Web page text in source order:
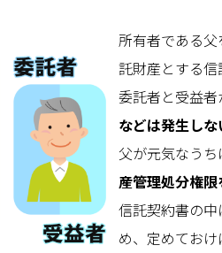
所有者である
託財産とする信
委託者と受益
などは発生しな
父が元気なう
産管理処分権
信託契約書の
め、定めておけ